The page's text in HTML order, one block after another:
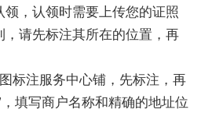
，认领时需要上传您的证照
请先标注其所在的位置，再
标注服务中心铺，先标注，再
填写商户名称和精确的地址位